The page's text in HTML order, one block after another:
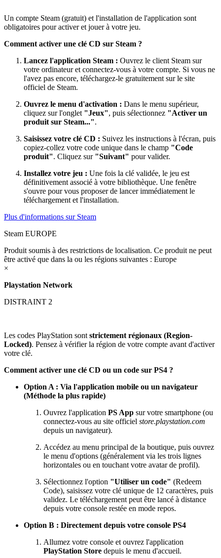
Un compte Steam (gratuit) et l'installation de l'application sont
obligatoires pour activer et jouer à votre jeu.
Comment activer une clé CD sur Steam ?
Lancez l'application Steam : Ouvrez le client Steam sur
votre ordinateur et connectez-vous à votre compte. Si vous ne
l'avez pas encore, téléchargez-le gratuitement sur le site
officiel de Steam.
Ouvrez le menu d'activation : Dans le menu supérieur,
cliquez sur l'onglet "Jeux", puis sélectionnez "Activer un
produit sur Steam...".
Saisissez votre clé CD : Suivez les instructions à l'écran, puis
copiez-collez votre code unique dans le champ "Code
produit". Cliquez sur "Suivant" pour valider.
Installez votre jeu : Une fois la clé validée, le jeu est
définitivement associé à votre bibliothèque. Une fenêtre
s'ouvre pour vous proposer de lancer immédiatement le
téléchargement et l'installation.
Plus d'informations sur Steam
Steam EUROPE
Produit soumis à des restrictions de localisation. Ce produit ne peut
être activé que dans la ou les régions suivantes : Europe
×
Playstation Network
DISTRAINT 2
Les codes PlayStation sont strictement régionaux (Region-
Locked). Pensez à vérifier la région de votre compte avant d'activer
votre clé.
Comment activer une clé CD ou un code sur PS4 ?
Option A : Via l'application mobile ou un navigateur
(Méthode la plus rapide)
Ouvrez l'application PS App sur votre smartphone (ou
connectez-vous au site officiel store.playstation.com
depuis un navigateur).
Accédez au menu principal de la boutique, puis ouvrez
le menu d'options (généralement via les trois lignes
horizontales ou en touchant votre avatar de profil).
Sélectionnez l'option "Utiliser un code" (Redeem
Code), saisissez votre clé unique de 12 caractères, puis
validez. Le téléchargement peut être lancé à distance
depuis votre console restée en mode repos.
Option B : Directement depuis votre console PS4
Allumez votre console et ouvrez l'application
PlayStation Store depuis le menu d'accueil.